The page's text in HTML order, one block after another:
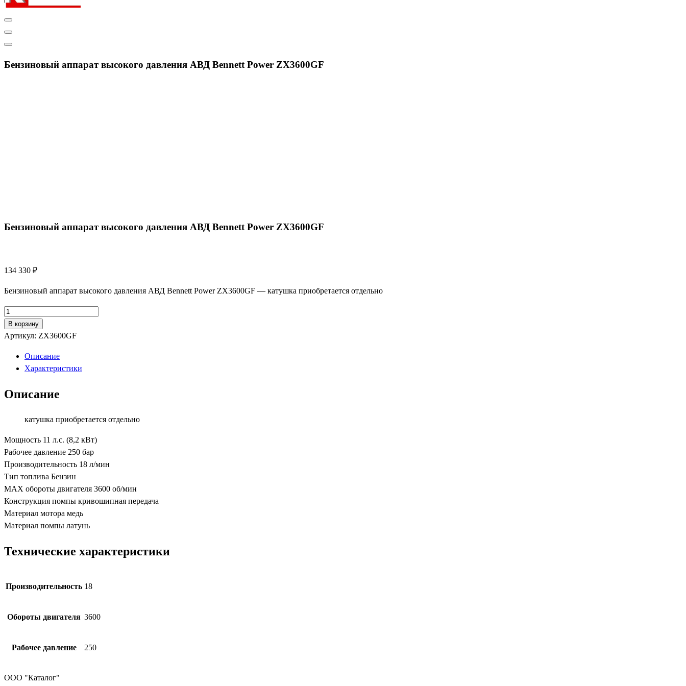
Бензиновый аппарат высокого давления АВД Bennett Power ZX3600GF
Бензиновый аппарат высокого давления АВД Bennett Power ZX3600GF
134 330 ₽
Бензиновый аппарат высокого давления АВД Bennett Power ZX3600GF — катушка приобретается отдельно
Количество
товара
Бензиновый
высокого
давления
Bennett
ZX3600GF
В корзину
Артикул: ZX3600GF
Описание
Характеристики
Описание
катушка приобретается отдельно
Мощность 11 л.с. (8,2 кВт)
Рабочее давление 250 бар
Производительность 18 л/мин
Тип топлива Бензин
MAX обороты двигателя 3600 об/мин
Конструкция помпы кривошипная передача
Материал мотора медь
Материал помпы латунь
Технические характеристики
Производительность 18
Обороты двигателя 3600
Рабочее давление 250
ООО "Каталог"